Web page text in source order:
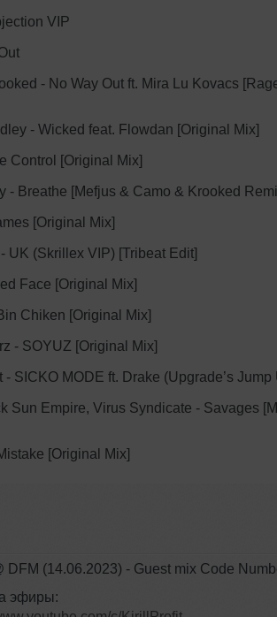
VIP
- No Way Out ft. Mira Lu Kovacs
- Wicked feat. Flowdan [Original Mix]
Control [Original Mix]
- Breathe [Mefjus & Camo & Krooked
[Original Mix]
UK (Skrillex VIP) [Tribeat Edit]
Face [Original Mix]
Chiken [Original Mix]
- SOYUZ [Original Mix]
- SICKO MODE ft. Drake (Upgrade’s Jump
Sun Empire, Virus Syndicate - Savages
[Original Mix]
DFM (14.06.2023) - Guest mix Code
эфиры: